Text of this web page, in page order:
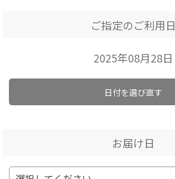
ご指定のご利用日
2025年08月28日
日付を選び直す
お届け日